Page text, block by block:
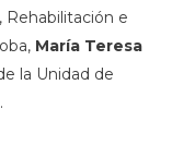
Rehabilitación e
María Teresa
la Unidad de